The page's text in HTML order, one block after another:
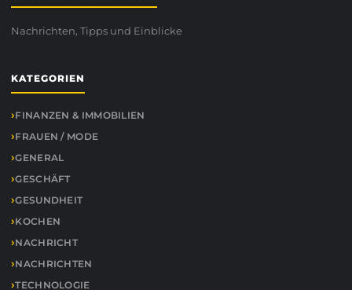
Nachrichten, Tipps und Einblicke
KATEGORIEN
FINANZEN & IMMOBILIEN
FRAUEN / MODE
GENERAL
GESCHÄFT
GESUNDHEIT
KOCHEN
NACHRICHT
NACHRICHTEN
TECHNOLOGIE